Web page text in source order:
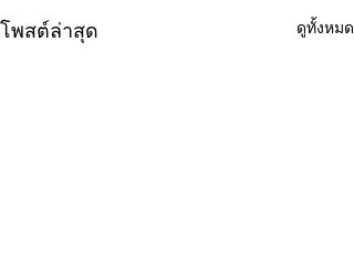
โพสต์ล่าสุด ดูทั้งหมด